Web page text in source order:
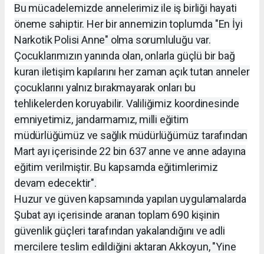
Bu mücadelemizde annelerimiz ile iş birliği hayati
öneme sahiptir. Her bir annemizin toplumda "En İyi
Narkotik Polisi Anne" olma sorumluluğu var.
Çocuklarımızın yanında olan, onlarla güçlü bir bağ
kuran iletişim kapılarını her zaman açık tutan anneler
çocuklarını yalnız bırakmayarak onları bu
tehlikelerden koruyabilir. Valiliğimiz koordinesinde
emniyetimiz, jandarmamız, milli eğitim
müdürlüğümüz ve sağlık müdürlüğümüz tarafından
Mart ayı içerisinde 22 bin 637 anne ve anne adayına
eğitim verilmiştir. Bu kapsamda eğitimlerimiz
devam edecektir".
Huzur ve güven kapsamında yapılan uygulamalarda
Şubat ayı içerisinde aranan toplam 690 kişinin
güvenlik güçleri tarafından yakalandığını ve adli
mercilere teslim edildiğini aktaran Akkoyun, "Yine